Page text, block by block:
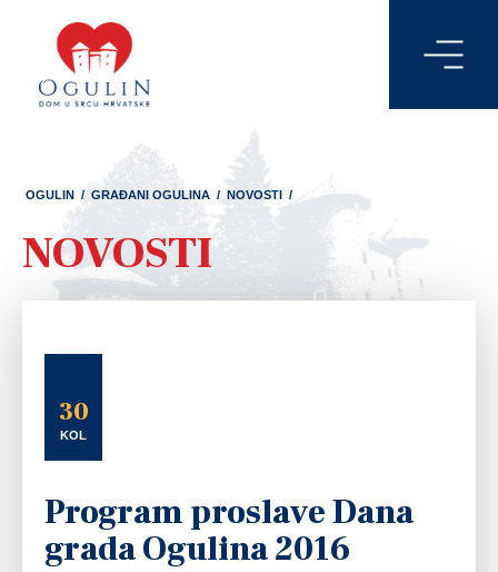
OGULIN / GRAĐANI OGULINA / NOVOSTI /
NOVOSTI
30
KOL
Program proslave Dana
grada Ogulina 2016